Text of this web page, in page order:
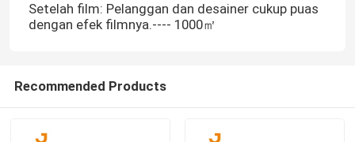
Setelah film: Pelanggan dan desainer cukup puas
dengan efek filmnya.---- 1000㎡
Recommended Products